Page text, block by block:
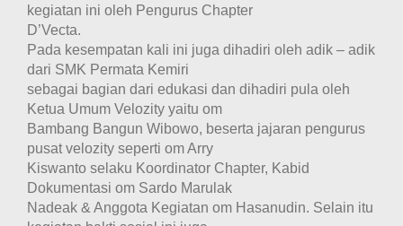
kegiatan ini oleh Pengurus Chapter
D’Vecta.
Pada kesempatan kali ini juga dihadiri oleh adik – adik
dari SMK Permata Kemiri
sebagai bagian dari edukasi dan dihadiri pula oleh
Ketua Umum Velozity yaitu om
Bambang Bangun Wibowo, beserta jajaran pengurus
pusat velozity seperti om Arry
Kiswanto selaku Koordinator Chapter, Kabid
Dokumentasi om Sardo Marulak
Nadeak & Anggota Kegiatan om Hasanudin. Selain itu